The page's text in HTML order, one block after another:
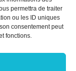
permettra de traiter
ou les ID uniques
consentement peut
fonctions.
Ruraux
et